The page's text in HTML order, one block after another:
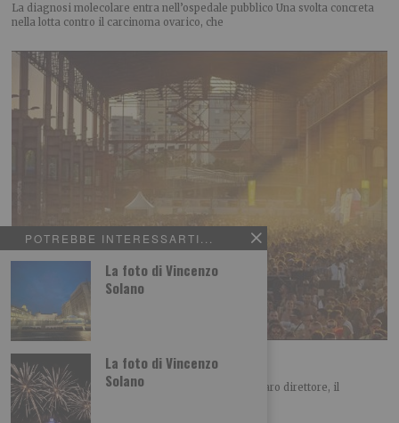
POTREBBE INTERESSARTI...
La foto di Vincenzo
Solano
La foto di Vincenzo
Solano
La diagnosi molecolare entra nell’ospedale pubblico Una svolta concreta
nella lotta contro il carcinoma ovarico, che
“No alla ‘privatizzazione’ del Parco Dora”
LETTERA APERTA SUL KAPPA FUTURFESTIVAL Caro direttore, il
Comitato spontaneo Dora Spina Tre è un gruppo